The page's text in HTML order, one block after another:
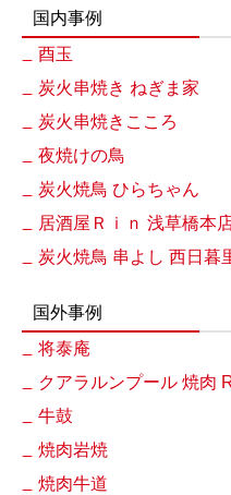
国内事例
酉玉
炭火串焼き ねぎま家
炭火串焼きこころ
夜焼けの鳥
炭火焼鳥 ひらちゃん
居酒屋Ｒｉｎ 浅草橋本
炭火焼鳥 串よし 西日暮
国外事例
将泰庵
クアラルンプール 焼肉
牛鼓
焼肉岩焼
焼肉牛道